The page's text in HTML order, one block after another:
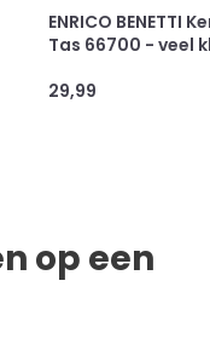
ENRICO BENETTI
Tas 66700 - veel
29,99
op een